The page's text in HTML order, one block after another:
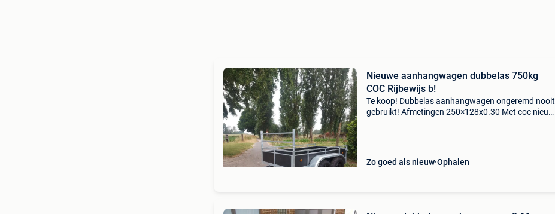
Nieuwe aanhangwagen dubbelas 750kg
COC Rijbewijs b!
Te koop! Dubbelas aanhangwagen ongeremd nooit
gebruikt! Afmetingen 250×128x0.30 Met coc nieuw
Zo goed als nieuw Ophalen